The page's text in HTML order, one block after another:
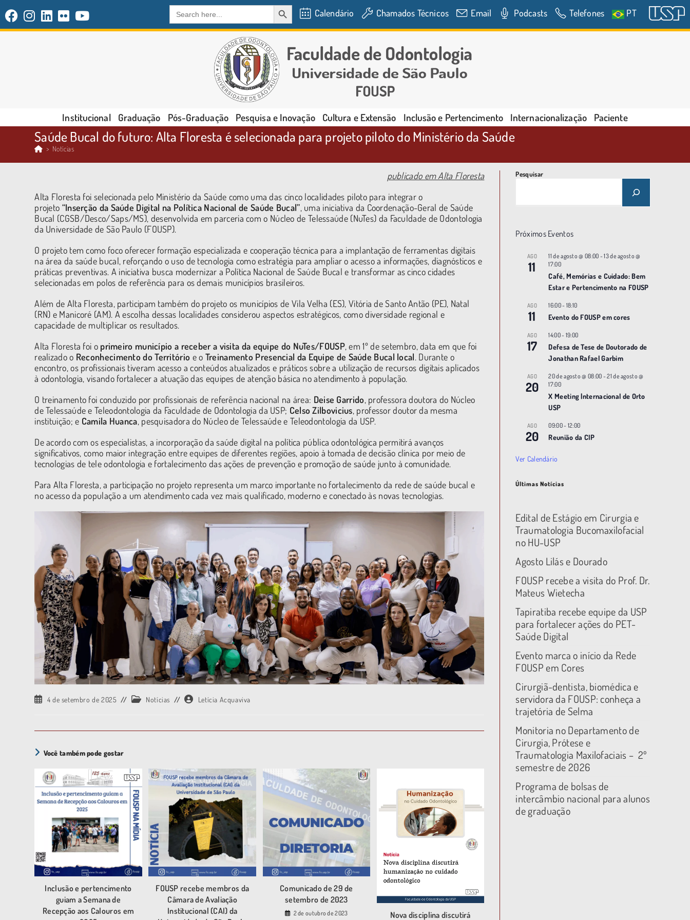
Search
for:
SEARCH BUTTON
Calendário Chamados Técnicos Email Podcasts Telefones PT
Institucional Graduação Pós-Graduação Pesquisa e Inovação Cultura e Extensão Inclusão e Pertencimento Internacionalização Paciente
Saúde Bucal do futuro: Alta Floresta é selecionada para projeto piloto do Ministério da Saúde
> Notícias
publicado em Alta Floresta
Alta Floresta foi selecionada pelo Ministério da Saúde como uma das cinco localidades piloto para integrar o
projeto “Inserção da Saúde Digital na Política Nacional de Saúde Bucal”, uma iniciativa da Coordenação-Geral de Saúde
Bucal (CGSB/Desco/Saps/MS), desenvolvida em parceria com o Núcleo de Telessaúde (NuTes) da Faculdade de Odontologia
da Universidade de São Paulo (FOUSP).
O projeto tem como foco oferecer formação especializada e cooperação técnica para a implantação de ferramentas digitais
na área da saúde bucal, reforçando o uso de tecnologia como estratégia para ampliar o acesso a informações, diagnósticos e
práticas preventivas. A iniciativa busca modernizar a Política Nacional de Saúde Bucal e transformar as cinco cidades
selecionadas em polos de referência para os demais municípios brasileiros.
Além de Alta Floresta, participam também do projeto os municípios de Vila Velha (ES), Vitória de Santo Antão (PE), Natal
(RN) e Manicoré (AM). A escolha dessas localidades considerou aspectos estratégicos, como diversidade regional e
capacidade de multiplicar os resultados.
Alta Floresta foi o primeiro município a receber a visita da equipe do NuTes/FOUSP, em 1º de setembro, data em que foi
realizado o Reconhecimento do Território e o Treinamento Presencial da Equipe de Saúde Bucal local. Durante o
encontro, os profissionais tiveram acesso a conteúdos atualizados e práticos sobre a utilização de recursos digitais aplicados
à odontologia, visando fortalecer a atuação das equipes de atenção básica no atendimento à população.
O treinamento foi conduzido por profissionais de referência nacional na área: Deise Garrido, professora doutora do Núcleo
de Telessaúde e Teleodontologia da Faculdade de Odontologia da USP; Celso Zilbovicius, professor doutor da mesma
instituição; e Camila Huanca, pesquisadora do Núcleo de Telessaúde e Teleodontologia da USP.
De acordo com os especialistas, a incorporação da saúde digital na política pública odontológica permitirá avanços
significativos, como maior integração entre equipes de diferentes regiões, apoio à tomada de decisão clínica por meio de
tecnologias de tele odontologia e fortalecimento das ações de prevenção e promoção de saúde junto à comunidade.
Para Alta Floresta, a participação no projeto representa um marco importante no fortalecimento da rede de saúde bucal e
no acesso da população a um atendimento cada vez mais qualificado, moderno e conectado às novas tecnologias.
4 de setembro de 2025 Notícias Letícia Acquaviva
Você também pode gostar
Inclusão e pertencimento
guiam a Semana de
Recepção aos Calouros em
FOUSP recebe membros da
Câmara de Avaliação
Institucional (CAI) da
Comunicado de 29 de
setembro de 2023
2 de outubro de 2023 Nova disciplina discutirá
Pesquisar
Próximos Eventos
AGO
11
11 de agosto @ 08:00 -13 de agosto @
17:00
Café, Memórias e Cuidado: Bem
Estar e Pertencimento na FOUSP
AGO
11
16:00- 18:10
Evento do FOUSP em cores
AGO
17
14:00- 19:00
Defesa de Tese de Doutorado de
Jonathan Rafael Garbim
AGO
20
20 de agosto @ 08:00 -21 de agosto @
17:00
X Meeting |nternacional de Orto
USP
AGO
20
09:00- 12:00
Reunião da CIP
Ver Calendário
Últimas Notícias
Edital de Estágio em Cirurgia e
Traumatologia Bucomaxilofacial
no HU-USP
Agosto Lilás e Dourado
FOUSP recebe a visita do Prof. Dr.
Mateus Wietecha
Tapiratiba recebe equipe da USP
para fortalecer ações do PET-
Saúde Digital
Evento marca o início da Rede
FOUSP em Cores
Cirurgiã-dentista, biomédica e
servidora da FOUSP: conheça a
trajetória de Selma
Monitoria no Departamento de
Cirurgia, Prótese e
Traumatologia Maxilofaciais – 2º
semestre de 2026
Programa de bolsas de
intercâmbio nacional para alunos
de graduação